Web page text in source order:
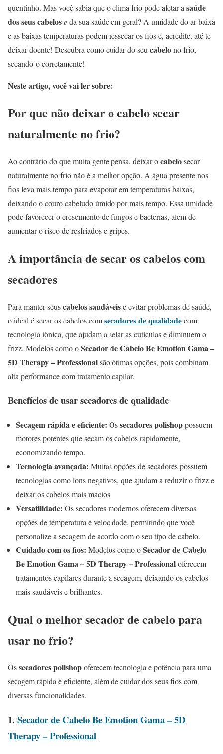
quentinho. Mas você sabia que o clima frio pode afetar a saúde
dos seus cabeloseda sua saúde em geral? A umidade do ar baixa
e as baixas temperaturas podem ressecar os fios e, acredite, até te
deixar doente! Descubra como cuidar do seu cabelono frio,
secando-o corretamente!
Neste artigo, você vai ler sobre:
Por que não deixar o cabelo secar
naturalmente no frio?
Ao contrário do que muita gente pensa, deixar ocabelosecar
naturalmente no frio não é a melhor opção. A água presente nos
fios leva mais tempo para evaporar em temperaturas baixas,
deixando o couro cabeludo úmido por mais tempo. Essa umidade
pode favorecer o crescimento de fungos e bactérias, além de
aumentar o risco de resfriados e gripes.
A importância de secar os cabelos com
secadores
Para manter seuscabelos saudáveise evitar problemas de saúde,
o ideal é secar os cabelos comsecadores de qualidadecom
tecnologia iônica, que ajudam a selar as cutículas e diminuem o
frizz. Modelos como oSecador de Cabelo Be Emotion Gama –
5D Therapy – Professionalsão ótimas opções, pois combinam
alta performance com tratamento capilar.
Benefícios de usar secadores de qualidade
Secagem rápida e eficiente: Ossecadores polishoppossuem
motores potentes que secam os cabelos rapidamente,
economizando tempo.
Tecnologia avançada: Muitas opções de secadores possuem
tecnologias como íons negativos, que ajudam a reduzir o frizz e
deixar os cabelos mais macios.
Versatilidade: Os secadores modernos oferecem diversas
opções de temperatura e velocidade, permitindo que você
personalize a secagem de acordo com o seu tipo de cabelo.
Cuidado com os fios: Modelos como oSecador de Cabelo
Be Emotion Gama – 5D Therapy – Professionaloferecem
tratamentos capilares durante a secagem, deixando os cabelos
mais saudáveis e brilhantes.
Qual o melhor secador de cabelo para
usar no frio?
Ossecadores polishopoferecem tecnologia e potência para uma
secagem rápida e eficiente, além de cuidar dos seus fios com
diversas funcionalidades.
1. Secador de Cabelo Be Emotion Gama – 5D
Therapy – Professional